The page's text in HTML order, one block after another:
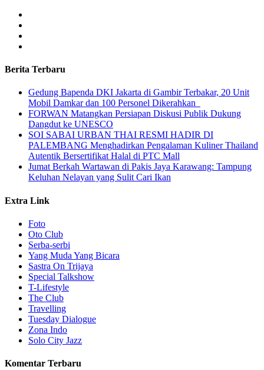
Berita Terbaru
Gedung Bapenda DKI Jakarta di Gambir Terbakar, 20 Unit
Mobil Damkar dan 100 Personel Dikerahkan
FORWAN Matangkan Persiapan Diskusi Publik Dukung
Dangdut ke UNESCO
SOI SABAI URBAN THAI RESMI HADIR DI
PALEMBANG Menghadirkan Pengalaman Kuliner Thailand
Autentik Bersertifikat Halal di PTC Mall
Jumat Berkah Wartawan di Pakis Jaya Karawang: Tampung
Keluhan Nelayan yang Sulit Cari Ikan
Extra Link
Foto
Oto Club
Serba-serbi
Yang Muda Yang Bicara
Sastra On Trijaya
Special Talkshow
T-Lifestyle
The Club
Travelling
Tuesday Dialogue
Zona Indo
Solo City Jazz
Komentar Terbaru